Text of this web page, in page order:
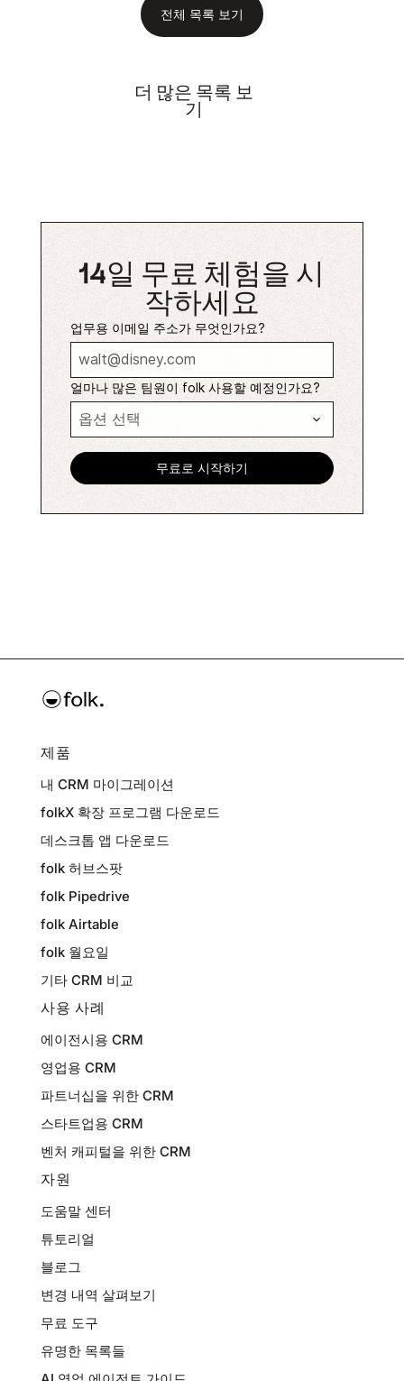
전체 목록 보기
더 많은 목록 보
기
14일 무료 체험을 시
작하세요
업무용 이메일 주소가 무엇인가요?
얼마나 많은 팀원이 folk 사용할 예정인가요?
제품
내 CRM 마이그레이션
folkX 확장 프로그램 다운로드
데스크톱 앱 다운로드
folk 허브스팟
folk Pipedrive
folk Airtable
folk 월요일
기타 CRM 비교
사용 사례
에이전시용 CRM
영업용 CRM
파트너십을 위한 CRM
스타트업용 CRM
벤처 캐피털을 위한 CRM
자원
도움말 센터
튜토리얼
블로그
변경 내역 살펴보기
무료 도구
유명한 목록들